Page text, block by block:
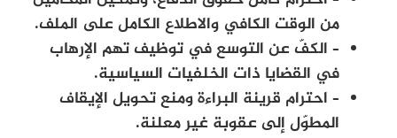
من الوقت الكافي والاطلاع الكامل على الملف.
– الكفّ عن التوسع في توظيف تهم الإرهاب
في القضايا ذات الخلفيات السياسية.
– احترام قرينة البراءة ومنع تحويل الإيقاف
المطوّل إلى عقوبة غير معلنة.